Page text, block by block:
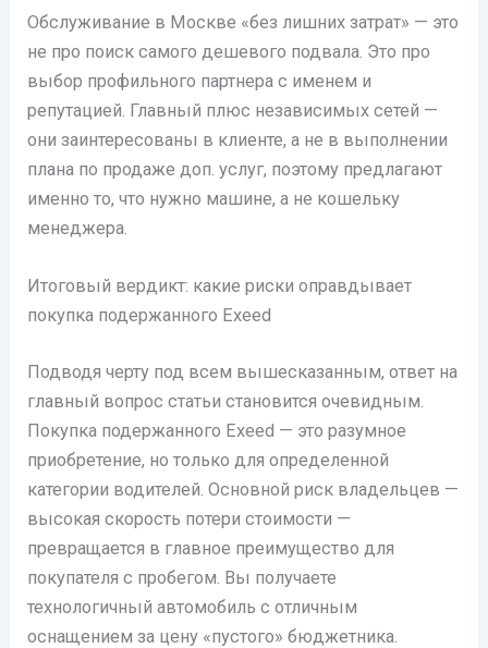
Обслуживание в Москве «без лишних затрат» — это
не про поиск самого дешевого подвала. Это про
выбор профильного партнера с именем и
репутацией. Главный плюс независимых сетей —
они заинтересованы в клиенте, а не в выполнении
плана по продаже доп. услуг, поэтому предлагают
именно то, что нужно машине, а не кошельку
менеджера.
Итоговый вердикт: какие риски оправдывает
покупка подержанного Exeed
Подводя черту под всем вышесказанным, ответ на
главный вопрос статьи становится очевидным.
Покупка подержанного Exeed — это разумное
приобретение, но только для определенной
категории водителей. Основной риск владельцев —
высокая скорость потери стоимости —
превращается в главное преимущество для
покупателя с пробегом. Вы получаете
технологичный автомобиль с отличным
оснащением за цену «пустого» бюджетника.